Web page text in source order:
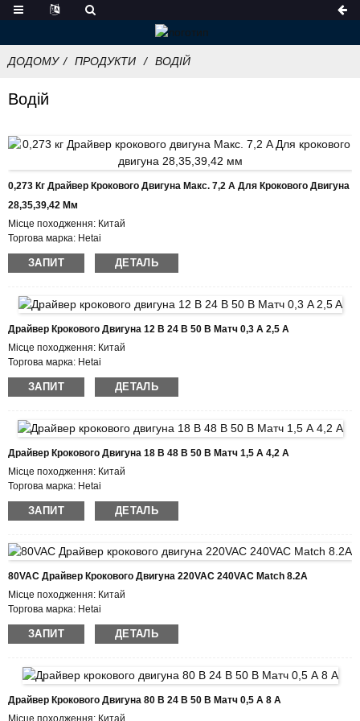
ДОДОМУ ПРОДУКТИ ВОДІЙ
Водій
0,273 Кг Драйвер Крокового Двигуна Макс. 7,2 A Для Крокового Двигуна
28,35,39,42 Мм
Місце походження: Китай
Торгова марка: Hetai
Сертифікація: CE ROHS ISO
Номер моделі: HTD872
Деталі упаковки: коробка з внутрішньою пінопластовою коробкою, піддон
Термін доставки: 7-10 робочих днів
Умови оплати: L/C, D/P, T/T, Western Union, MoneyGram
ЗАПИТ ДЕТАЛЬ
Драйвер Крокового Двигуна 12 В 24 В 50 В Матч 0,3 A 2,5 A
Місце походження: Китай
Торгова марка: Hetai
Сертифікація: CE ROHS ISO
Номер моделі HTD525
Деталі упаковки: коробка з внутрішньою пінопластовою коробкою, піддон
Термін доставки: 7-10 робочих днів
Умови оплати: L/C, D/P, T/T, Western Union, MoneyGram
ЗАПИТ ДЕТАЛЬ
Драйвер Крокового Двигуна 18 В 48 В 50 В Матч 1,5 А 4,2 А
Місце походження: Китай
Торгова марка: Hetai
Сертифікація: CE ROHS ISO
Номер моделі: HTD542
Деталі упаковки: коробка з внутрішньою пінопластовою коробкою, піддон
Термін доставки: 7-10 робочих днів
Умови оплати: L/C, D/P, T/T, Western Union, MoneyGram
ЗАПИТ ДЕТАЛЬ
80VAC Драйвер Крокового Двигуна 220VAC 240VAC Match 8.2A
Місце походження: Китай
Торгова марка: Hetai
Сертифікація: CE ROHS ISO
Номер моделі: HTD872A
Деталі упаковки: коробка з внутрішньою пінопластовою коробкою, піддон
Термін доставки: 7-10 робочих днів
Умови оплати: L/C, D/P, T/T, Western Union, MoneyGram
ЗАПИТ ДЕТАЛЬ
Драйвер Крокового Двигуна 80 В 24 В 50 В Матч 0,5 А 8 А
Місце походження: Китай